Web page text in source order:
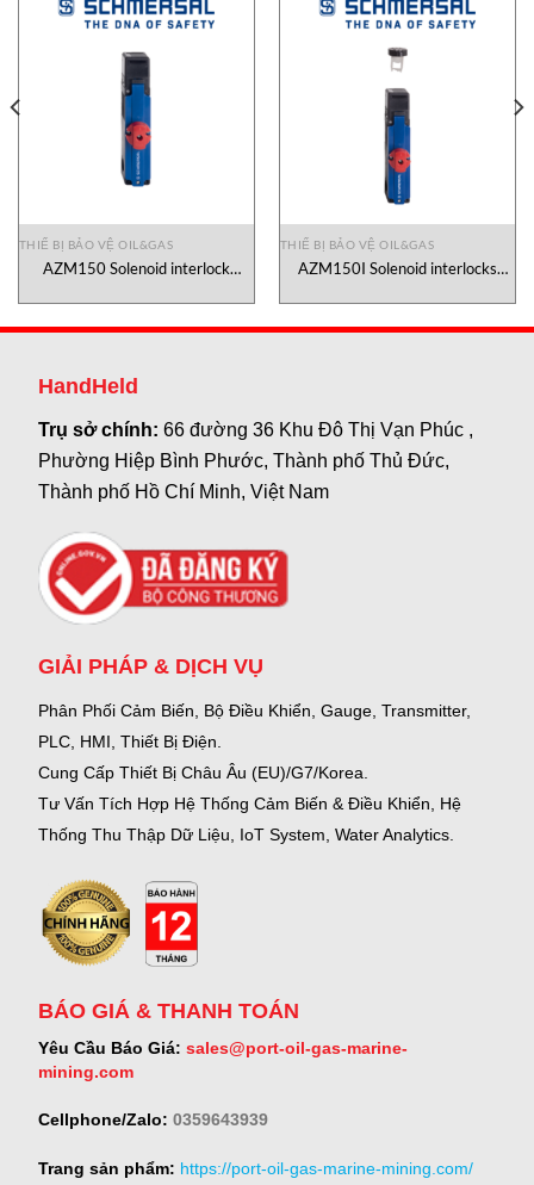
THIẾ BỊ BẢO VỆ OIL&GAS
AZM150 Solenoid interlock
THIẾ BỊ BẢO VỆ OIL&GAS
AZM150I Solenoid interlocks
HandHeld
Trụ sở chính:66 đường 36 Khu Đô Thị Vạn Phúc ,
Phường Hiệp Bình Phước, Thành phố Thủ Đức,
Thành phố Hồ Chí Minh, Việt Nam
GIẢI PHÁP & DỊCH VỤ
Phân Phối Cảm Biến, Bộ Điều Khiển, Gauge, Transmitter,
PLC, HMI, Thiết Bị Điện.
Cung Cấp Thiết Bị Châu Âu (EU)/G7/Korea.
Tư Vấn Tích Hợp Hệ Thống Cảm Biến & Điều Khiển, Hệ
Thống Thu Thập Dữ Liệu, IoT System, Water Analytics.
BÁO GIÁ & THANH TOÁN
Yêu Cầu Báo Giá: sales@port-oil-gas-marine-
mining.com
Cellphone/Zalo: 0359643939
Trang sản phẩm: https://port-oil-gas-marine-mining.com/